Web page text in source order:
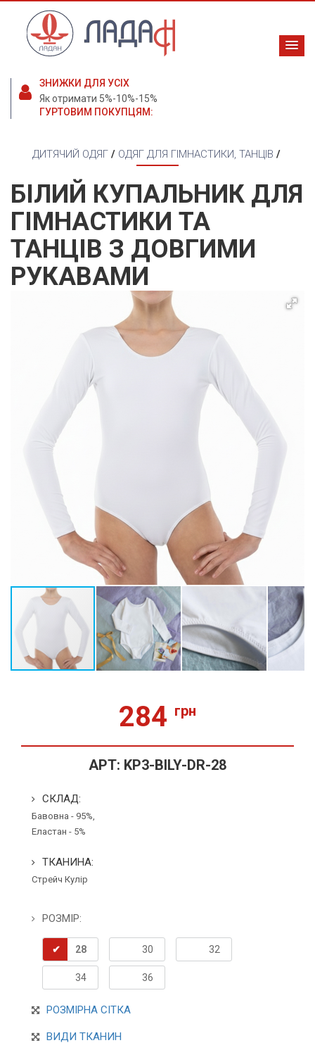
ЗНИЖКИ ДЛЯ УСІХ
Як отримати 5%-10%-15%
ГУРТОВИМ ПОКУПЦЯМ:
ДИТЯЧИЙ ОДЯГ/ ОДЯГ ДЛЯ ГІМНАСТИКИ, ТАНЦІВ /
БІЛИЙ КУПАЛЬНИК ДЛЯ
ГІМНАСТИКИ ТА
ТАНЦІВ З ДОВГИМИ
РУКАВАМИ
284 грн
АРТ: KP3-BILY-DR-28
СКЛАД:
Бавовна - 95%,
Еластан - 5%
ТКАНИНА:
Стрейч Кулір
РОЗМІР:
28 30 32
34 36
РОЗМІРНА СІТКА
ВИДИ ТКАНИН